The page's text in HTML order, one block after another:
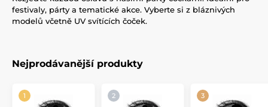
festivaly, párty a tematické akce. Vyberte si z bláznivých
modelů včetně UV svítících čoček.
Nejprodávanější produkty